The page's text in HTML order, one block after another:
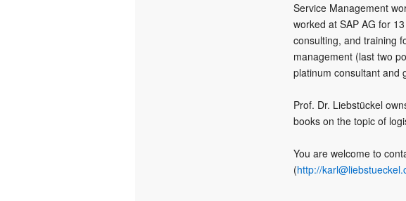
Service Management
worked at SAP AG for
consulting, and training
management (last two
platinum consultant and
Prof. Dr. Liebstückel
books on the topic of
You are welcome to
(http://